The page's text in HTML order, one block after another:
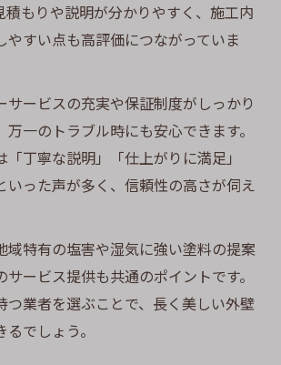
積もりや説明が分かりやすく、施工内
やすい点も高評価につながっていま
サービスの充実や保証制度がしっかり
万一のトラブル時にも安心できます。
丁寧な説明」「仕上がりに満足」
いった声が多く、信頼性の高さが伺え
域特有の塩害や湿気に強い塗料の提案
ービス提供も共通のポイントです。
つ業者を選ぶことで、長く美しい外壁
でしょう。